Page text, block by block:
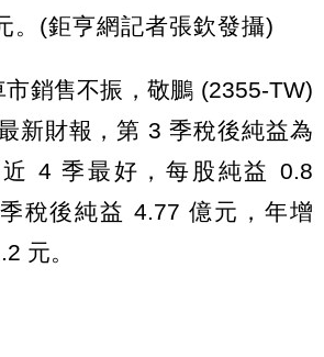
。(鉅亨網記者張欽發攝)
銷售不振，敬鵬 (2355-TW)
新財報，第 3 季稅後純益為
4 季最好，每股純益 0.8
稅後純益 4.77 億元，年增
元。